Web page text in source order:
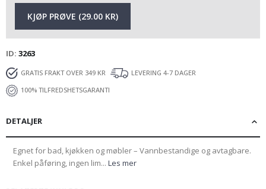
KJØP PRØVE (29.00 KR)
ID 3263
GRATIS FRAKT OVER 349 KR
LEVERING 4-7 DAGER
100% TILFREDSHETSGARANTI
DETALJER
Egnet for bad, kjøkken og møbler – Vannbestandige og avtagbare.
Enkel påføring, ingen lim... Les mer